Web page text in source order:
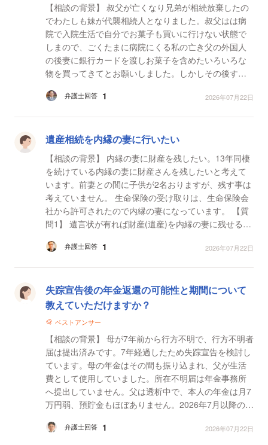
【相談の背景】 叔父が亡くなり兄弟が相続放棄したの
でわたしも妹が代襲相続人となりました。叔父はは病
院で入院生活で自分でお菓子も買いに行けない状態で
しまので、ごくたまに病院にくる私の亡き父の外国人
の後妻に銀行カードを渡しお菓子を含めたいろいろな
物を買ってきてとお願いしました。しかしその後すぐ
高を見た...
弁護士回答 1 2026年07月22日
遺産相続を内縁の妻に行いたい
【相談の背景】 内縁の妻に財産を残したい。13年同棲
を続けている内縁の妻に財産さんを残したいと考えて
います。前妻との間に子供が2名おりますが、残す事は
考えていません。 生命保険の受け取りは、生命保険会
社から許可されたので内縁の妻になっています。 【質
問1】 遺言状が有れば財産(遺産)を内縁の妻に残せるの
弁護士回答 1 2026年07月22日
失踪宣告後の年金返還の可能性と期間について
教えていただけますか？
ベストアンサー
【相談の背景】 母が7年前から行方不明で、行方不明者
届は提出済みです。7年経過したため失踪宣告を検討し
ています。母の年金はその間も振り込まれ、父が生活
費として使用していました。所在不明届は年金事務所
へ提出していません。父は透析中で、本人の年金は月7
万円弱、預貯金もほぼありません。2026年7月以降の母
の停...弁護士回答 1 2026年07月22日